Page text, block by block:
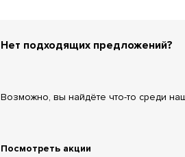
Нет подходящих предложений?
Возможно, вы найдёте что-то среди
Посмотреть акции